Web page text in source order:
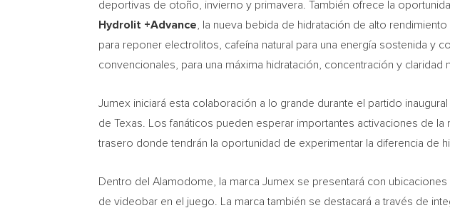
deportivas de otoño, invierno y primavera. También ofrece la
Hydrolit +Advance , la nueva bebida de hidratación de alto
para reponer electrolitos, cafeína natural para una energía sostenida y
convencionales, para una máxima hidratación, concentración y claridad
Jumex iniciará esta colaboración a lo grande durante el partido
de Texas. Los fanáticos pueden esperar importantes activaciones de
trasero donde tendrán la oportunidad de experimentar la diferencia de
Dentro del Alamodome, la marca Jumex se presentará con
de videobar en el juego. La marca también se destacará a través de